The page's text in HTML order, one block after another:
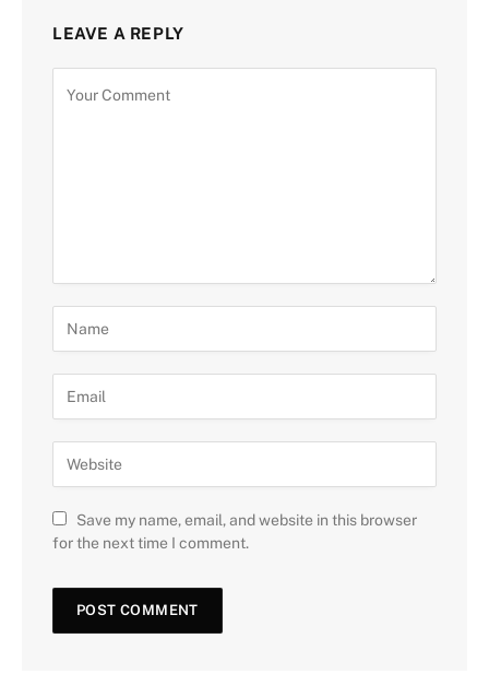
LEAVE A REPLY
Save my name, email, and website in this browser
for the next time I comment.